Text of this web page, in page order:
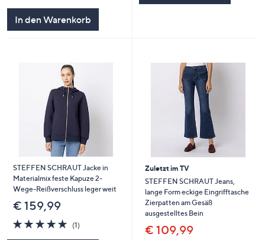
In den Warenkorb
STEFFEN SCHRAUT Jacke in
Materialmix feste Kapuze 2-
Wege-Reißverschluss leger weit
€ 159,99
5.0
von
(1)
Zuletzt im TV
STEFFEN SCHRAUT Jeans,
lange Form eckige Eingrifftasche
Zierpatten am Gesäß
ausgestelltes Bein
€ 109,99